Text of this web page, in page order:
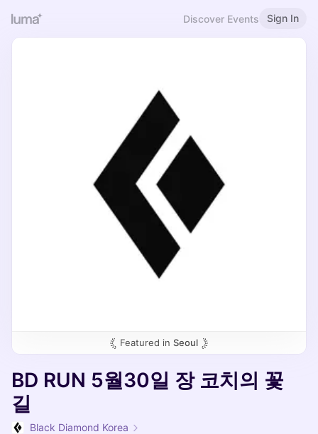
Discover Events Sign In
Featured in Seoul
BD RUN 5월30일 장 코치의 꽃
길
Black Diamond Korea